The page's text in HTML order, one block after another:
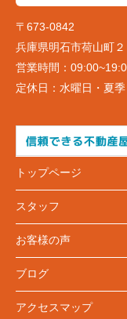
〒673-0842
兵庫県明石市荷山町２
営業時間：
定休日： 水曜日・夏
トップページ
スタッフ
お客様の声
ブログ
アクセスマップ